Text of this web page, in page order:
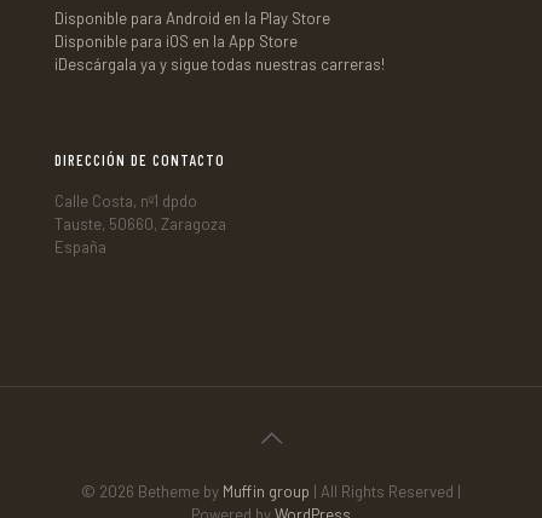
Disponible para Android en la Play Store
Disponible para iOS en la App Store
¡Descárgala ya y sigue todas nuestras carreras!
DIRECCIÓN DE CONTACTO
Calle Costa, nº1 dpdo
Tauste, 50660, Zaragoza
España
© 2026 Betheme by Muffin group | All Rights Reserved |